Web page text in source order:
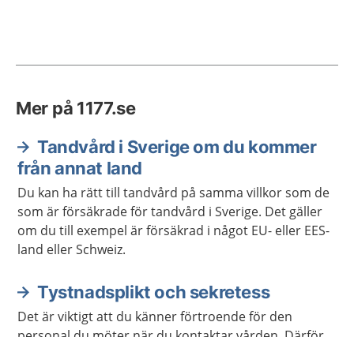
Mer på 1177.se
Tandvård i Sverige om du kommer
från annat land
Du kan ha rätt till tandvård på samma villkor som de
som är försäkrade för tandvård i Sverige. Det gäller
om du till exempel är försäkrad i något EU- eller EES-
land eller Schweiz.
Tystnadsplikt och sekretess
Det är viktigt att du känner förtroende för den